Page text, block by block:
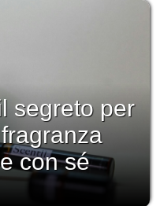
segreto per
con sé